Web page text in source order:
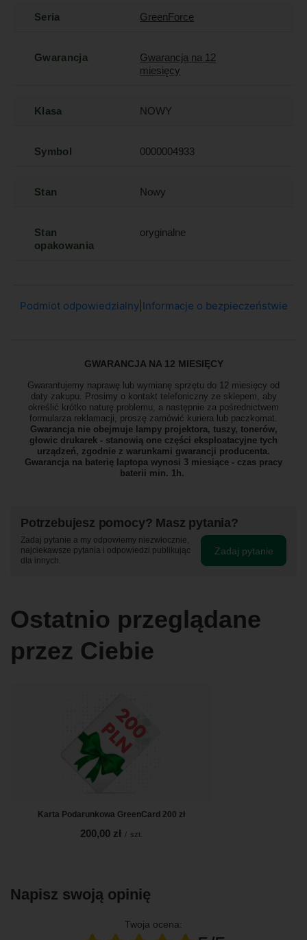
Seria GreenForce
Gwarancja
Gwarancja na 12
miesięcy
Klasa NOWY
Symbol 0000004933
Stan Nowy
Stan
opakowania
oryginalne
Podmiot odpowiedzialny| Informacje o bezpieczeństwie
GWARANCJA NA 12 MIESIĘCY
Gwarantujemy naprawę lub wymianę sprzętu do 12 miesięcy od
daty zakupu. Prosimy o kontakt telefoniczny ze sklepem, aby
określić krótko naturę problemu, a następnie za pośrednictwem
formularza reklamacji, proszę zamówić kuriera lub paczkomat.
Gwarancja nie obejmuje lampy projektora, tuszy, tonerów,
głowic drukarek - stanowią one części eksploatacyjne tych
urządzeń, zgodnie z warunkami gwarancji producenta.
Gwarancja na baterię laptopa wynosi 3 miesiące - czas pracy
baterii min. 1h.
Potrzebujesz pomocy? Masz pytania?
Zadaj pytanie a my odpowiemy niezwłocznie,
najciekawsze pytania i odpowiedzi publikując
dla innych.
Zadaj pytanie
Ostatnio przeglądane
przez Ciebie
Karta Podarunkowa GreenCard 200 zł
200,00 zł / szt.
Napisz swoją opinię
Twoja ocena: